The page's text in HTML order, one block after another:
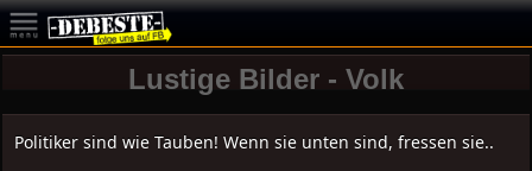
Lustige Bilder - Volk
Politiker sind wie Tauben! Wenn sie unten sind, fressen sie..